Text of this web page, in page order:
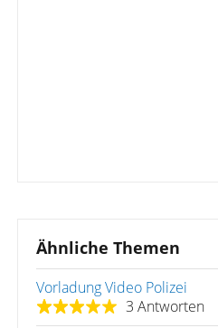
Ähnliche Themen
Vorladung Video Polizei
3 Antworten